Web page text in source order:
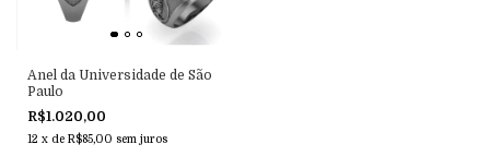
Anel da Universidade de São
Paulo
R$1.020,00
12 x de R$85,00 sem juros